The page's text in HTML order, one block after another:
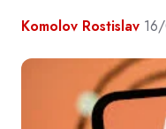
Komolov Rostislav